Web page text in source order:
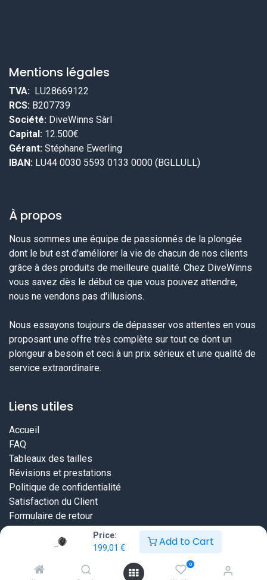
Price:
199,01 € Add to Cart
0
Mentions légales
TVA: LU28669122
RCS: B207739
Société: DiveWinns Sàrl
Capital: 12.500€
Gérant: Stéphane Ewerling
IBAN: LU44 0030 5593 0133 0000 (BGLLULL)
À propos
Nous sommes une équipe de passionnés de la plongée
dont le but est d'améliorer la vie de chacun de nos clients
grâce à des produits de meilleure qualité. Chez DiveWinns
vous savez dès le début ce que vous pouvez attendre,
nous ne vendons pas d'illusions.
Nous essayons toujours de dépasser vos attentes en vous
proposant une offre très complète sur tout ce dont un
plongeur a besoin et ceci à un prix sérieux et une qualité de
service extraordinaire.
Liens utiles
Accueil
FAQ
Tableaux des tailles
Révisions et prestations
Politique de confidentialité
Satisfaction du Client
Formulaire de retour
Copyright © DiveWinns Sàrl